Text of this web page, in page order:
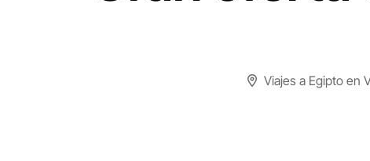
Viajes a Egipto en